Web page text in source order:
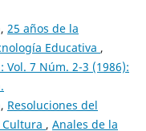
25 años de la
Educativa ,
Vol. 7 Núm. 2-3 (1986):
Resoluciones del
Cultura , Anales de la